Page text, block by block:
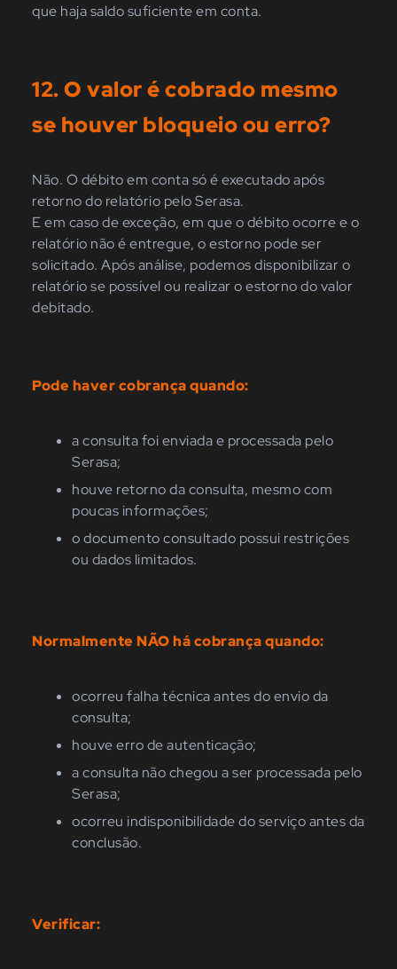
que haja saldo suficiente em conta.
12. O valor é cobrado mesmo
se houver bloqueio ou erro?
Não. Odébito em conta só é executado após
retorno do relatório pelo Serasa.
E em caso de exceção, em queo débito ocorre e o
relatório nãoéentregue, o estorno pode ser
solicitado. Após análise, podemos disponibilizar o
relatório se possível ou realizar o estorno do valor
debitado.
Pode haver cobrança quando:
a consulta foi enviada e processada pelo
Serasa;
houve retorno da consulta, mesmo com
poucas informações;
o documento consultado possui restrições
ou dados limitados.
Normalmente NÃO há cobrança quando:
ocorreu falha técnica antes do envio da
consulta;
houve erro de autenticação;
a consulta não chegou a ser processada pelo
Serasa;
ocorreu indisponibilidade do serviço antes da
conclusão.
Verificar: